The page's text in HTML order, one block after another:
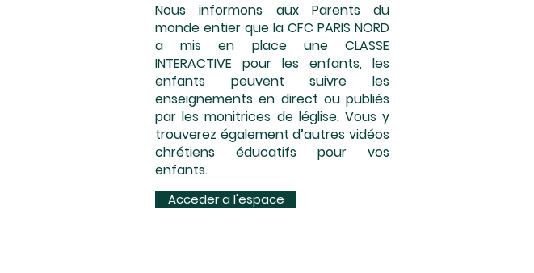
Nous informons aux Parents du
monde entier que la CFC PARIS NORD
a mis en place une CLASSE
INTERACTIVE pour les enfants, les
enfants peuvent suivre les
enseignements en direct ou publiés
par les monitrices de léglise. Vous y
trouverez également d’autres vidéos
chrétiens éducatifs pour vos
enfants.
Acceder a l'espace